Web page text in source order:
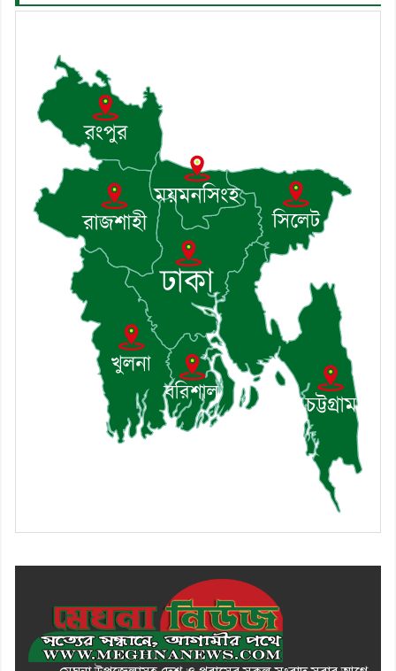
৭। দাউদকান্দিতে মুচি সম্প্রদায়ের
খোঁজখবর নিলেন ড. খন্দকার মারুফ
হোসেন
৮। মেঘনায় আইন-শৃঙ্খলা কমিটির
মাসিক সভা অনুষ্ঠিত
৯। জাতীয় নেতা ড. খন্দকার
মোশাররফ হোসেনের মূল্যায়ন কোথায়
এবং একটি বিশ্লেষণ
১০। দাউদকান্দিতে ইউপি সদস্যকে
মারধরের চেষ্টা ও প্রাণনাশের হুমকির
অভিযোগ